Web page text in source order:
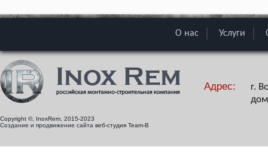
О нас Услуги
Copyright ©, InoxRem, 2015-2023
Создание и продвижение сайта веб-студия Team-B
Адрес:
г.